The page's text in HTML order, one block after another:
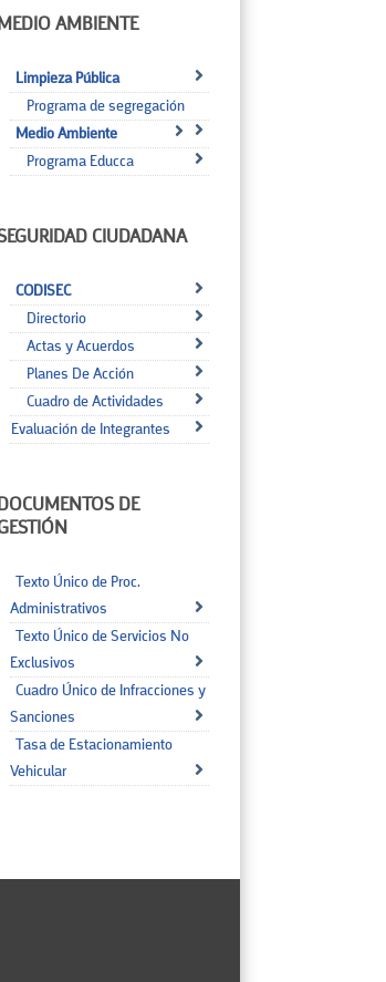
MEDIO AMBIENTE
Limpieza Pública
Programa de segregación
Medio Ambiente
Programa Educca
CIUDADANA
CODISEC
Directorio
Actas y Acuerdos
Planes De Acción
Cuadro de Actividades
Evaluación de Integrantes
DOCUMENTOS DE
Texto Único de Proc.
Administrativos
Texto Único de Servicios No
Exclusivos
Cuadro Único de Infracciones y
Sanciones
Tasa de Estacionamiento
Vehicular